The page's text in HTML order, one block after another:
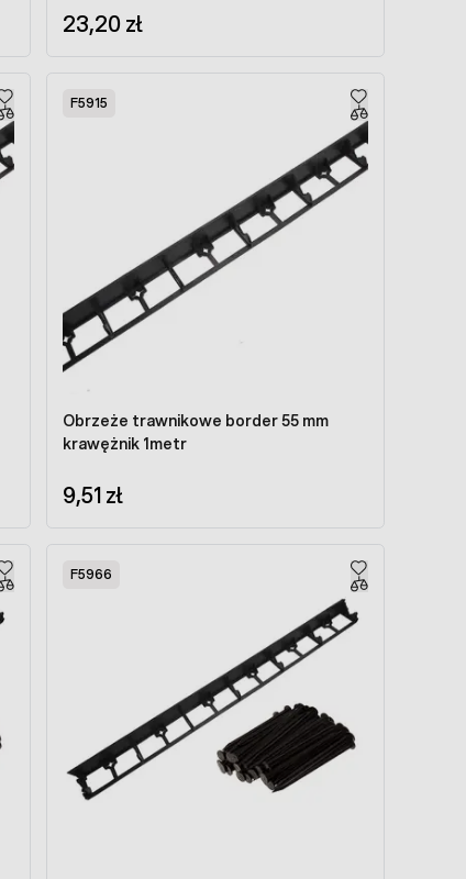
23,20 zł
F5915
Obrzeże trawnikowe border 55 mm
krawężnik 1metr
9,51 zł
F5966